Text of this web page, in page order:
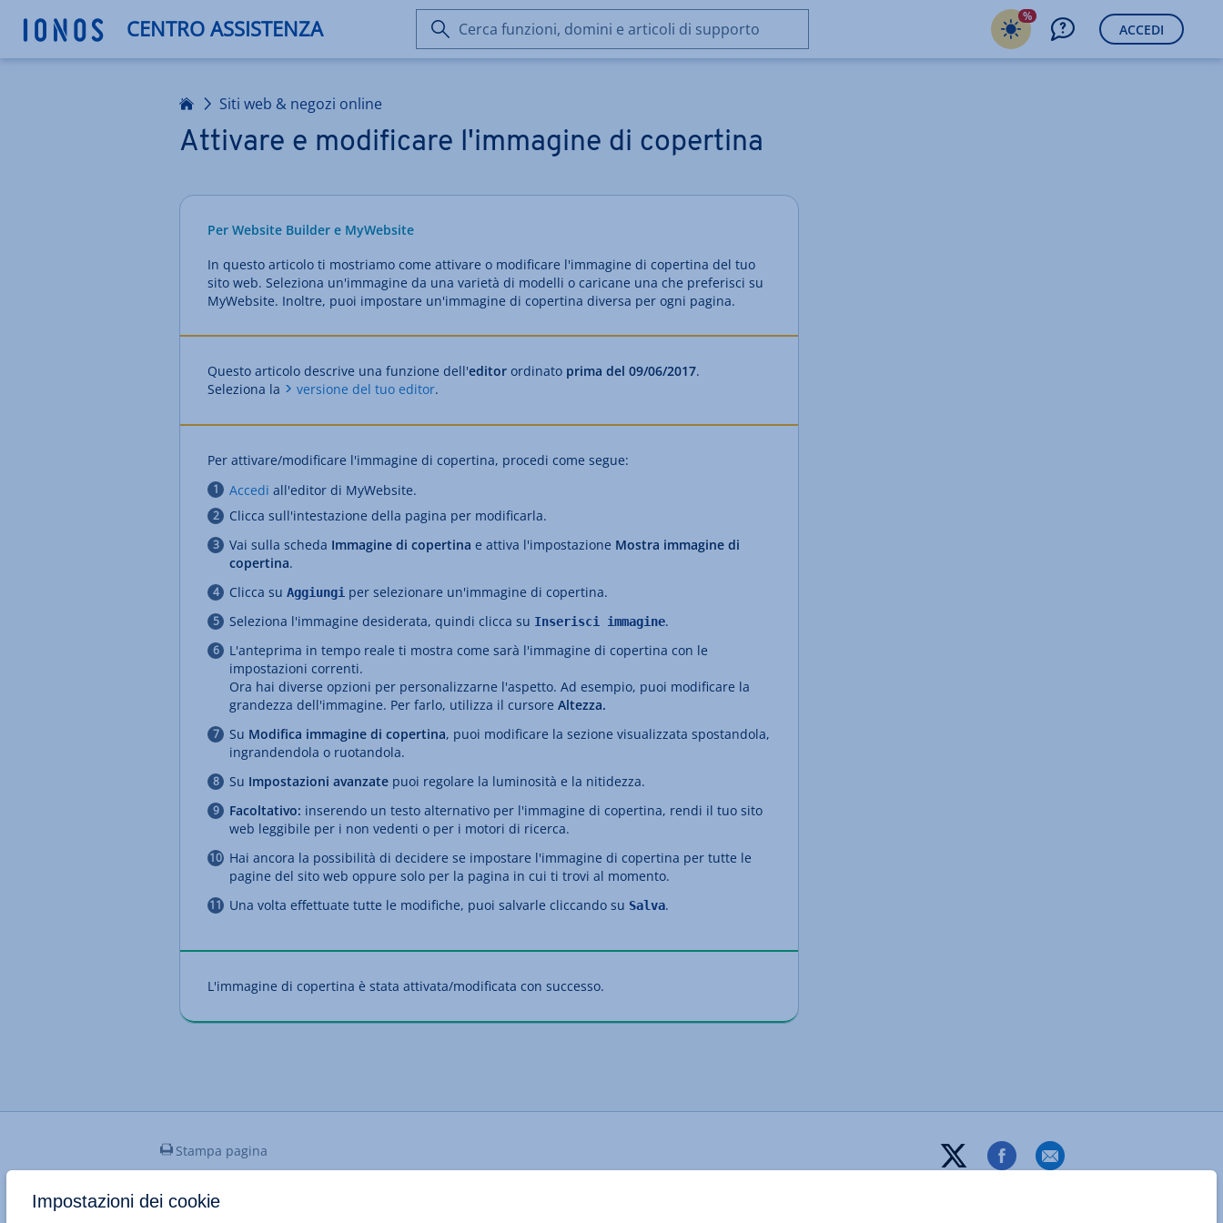
CENTRO ASSISTENZA
Cerca
funzioni,
di
supporto
%
ACCEDI
Homepage Siti web & negozi online
Attivare e modificare l'immagine di copertina
Per Website Builder e MyWebsite
In questo articolo ti mostriamo come attivare o modificare l'immagine di copertina del tuo
sito web. Seleziona un'immagine da una varietà di modelli o caricane una che preferisci su
MyWebsite. Inoltre, puoi impostare un'immagine di copertina diversa per ogni pagina.
Questo articolo descrive una funzione dell'editor ordinato prima del 09/06/2017.
Seleziona la
versione del tuo editor.
Per attivare/modificare l'immagine di copertina, procedi come segue:
Accedi all'editor di MyWebsite.
Clicca sull'intestazione della pagina per modificarla.
Vai sulla scheda Immagine di copertina e attiva l'impostazione Mostra immagine di
copertina.
Clicca su Aggiungi per selezionare un'immagine di copertina.
Seleziona l'immagine desiderata, quindi clicca su Inserisci immagine.
L'anteprima in tempo reale ti mostra come sarà l'immagine di copertina con le
impostazioni correnti.
Ora hai diverse opzioni per personalizzarne l'aspetto. Ad esempio, puoi modificare la
grandezza dell'immagine. Per farlo, utilizza il cursore Altezza.
Su Modifica immagine di copertina, puoi modificare la sezione visualizzata spostandola,
ingrandendola o ruotandola.
Su Impostazioni avanzate puoi regolare la luminosità e la nitidezza.
Facoltativo: inserendo un testo alternativo per l'immagine di copertina, rendi il tuo sito
web leggibile per i non vedenti o per i motori di ricerca.
Hai ancora la possibilità di decidere se impostare l'immagine di copertina per tutte le
pagine del sito web oppure solo per la pagina in cui ti trovi al momento.
Una volta effettuate tutte le modifiche, puoi salvarle cliccando su Salva.
L'immagine di copertina è stata attivata/modificata con successo.
Stampa pagina
Impostazioni dei cookie